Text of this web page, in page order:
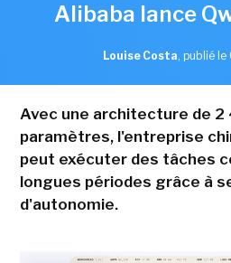
Alibaba lance
Louise Costa, publié le
Avec une architecture de 2
paramètres, l'entreprise
peut exécuter des tâches
longues périodes grâce à
d'autonomie.